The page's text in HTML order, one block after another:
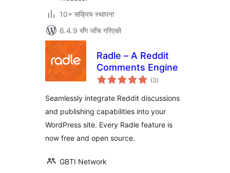
10+ सक्रिय स्थापना
6.4.9 सँग जाँच गरिएको
Radle – A Reddit
Comments Engine
(3कुल
रेटिङ्गहरू
)
Seamlessly integrate Reddit discussions
and publishing capabilities into your
WordPress site. Every Radle feature is
now free and open source.
GBTI Network